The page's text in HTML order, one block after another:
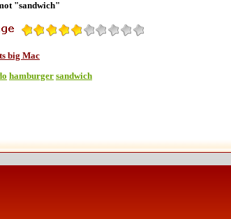
"sandwich"
big Mac
hamburger sandwich